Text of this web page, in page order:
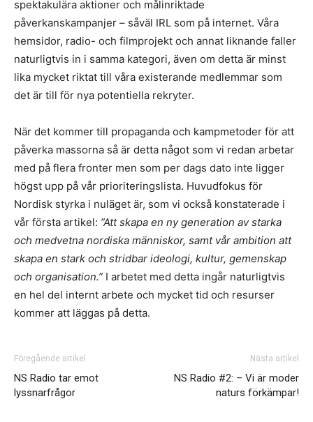
spektakulära aktioner och målinriktade
påverkanskampanjer – såväl IRL som på internet. Våra
hemsidor, radio- och filmprojekt och annat liknande faller
naturligtvis in i samma kategori, även om detta är minst
lika mycket riktat till våra existerande medlemmar som
det är till för nya potentiella rekryter.
När det kommer till propaganda och kampmetoder för att
påverka massorna så är detta något som vi redan arbetar
med på flera fronter men som per dags dato inte ligger
högst upp på vår prioriteringslista. Huvudfokus för
Nordisk styrka i nuläget är, som vi också konstaterade i
vår första artikel: ”Att skapa en ny generation av starka
och medvetna nordiska människor, samt vår ambition att
skapa en stark och stridbar ideologi, kultur, gemenskap
och organisation.” I arbetet med detta ingår naturligtvis
en hel del internt arbete och mycket tid och resurser
kommer att läggas på detta.
Föregående artikel
NS Radio tar emot
lyssnarfrågor
Nästa artikel
NS Radio #2: – Vi är moder
naturs förkämpar!